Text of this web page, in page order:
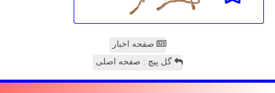
صفحه اخبار
گل پیچ : صفحه اصلی